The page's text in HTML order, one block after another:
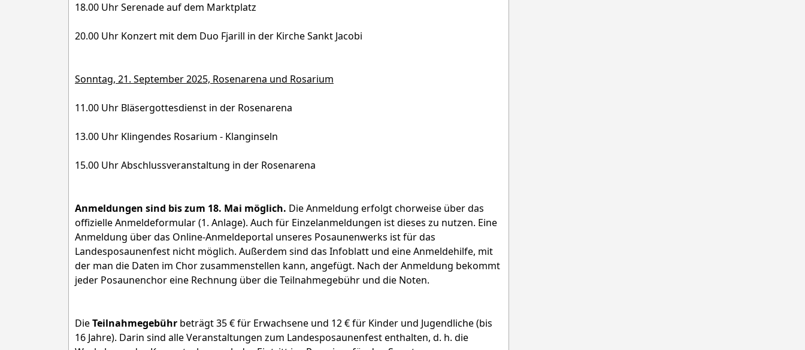
18.00 Uhr Serenade auf dem Marktplatz
20.00 Uhr Konzert mit dem Duo Fjarill in der Kirche Sankt Jacobi
Sonntag, 21. September 2025, Rosenarena und Rosarium
11.00 Uhr Bläsergottesdienst in der Rosenarena
13.00 Uhr Klingendes Rosarium - Klanginseln
15.00 Uhr Abschlussveranstaltung in der Rosenarena
Anmeldungen sind bis zum 18. Mai möglich. Die Anmeldung erfolgt chorweise über das
offizielle Anmeldeformular (1. Anlage). Auch für Einzelanmeldungen ist dieses zu nutzen. Eine
Anmeldung über das Online-Anmeldeportal unseres Posaunenwerks ist für das
Landesposaunenfest nicht möglich. Außerdem sind das Infoblatt und eine Anmeldehilfe, mit
der man die Daten im Chor zusammenstellen kann, angefügt. Nach der Anmeldung bekommt
jeder Posaunenchor eine Rechnung über die Teilnahmegebühr und die Noten.
DieTeilnahmegebühr beträgt 35 € für Erwachsene und 12 € für Kinder und Jugendliche (bis
16 Jahre). Darin sind alle Veranstaltungen zum Landesposaunenfest enthalten, d. h. die